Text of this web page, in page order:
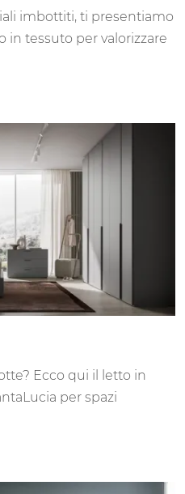
imbottiti, ti presentiamo
in tessuto per valorizzare
Ecco qui il letto in
per spazi